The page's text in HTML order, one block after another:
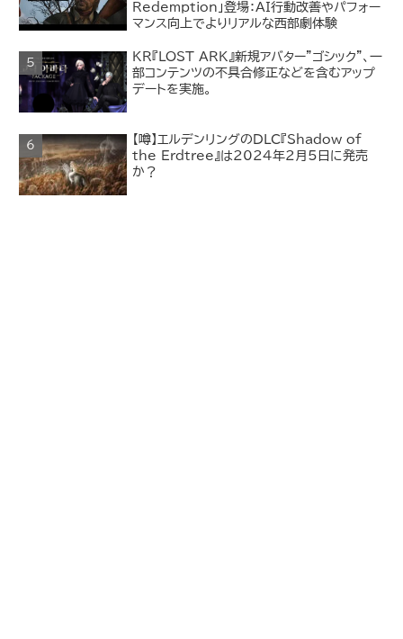
Redemption」登場：AI行動改善やパフォー
マンス向上でよりリアルな西部劇体験
KR『LOST ARK』新規アバター"ゴシック"、一
部コンテンツの不具合修正などを含むアップ
デートを実施。
【噂】エルデンリングのDLC『Shadow of
the Erdtree』は2024年2月5日に発売
か？